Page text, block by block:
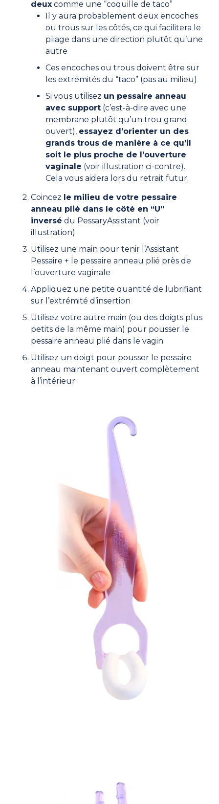
deux comme une “coquille de taco”
Il y aura probablement deux encoches
ou trous sur les côtés, ce qui facilitera le
pliage dans une direction plutôt qu’une
autre
Ces encoches ou trous doivent être sur
les extrémités du “taco” (pas au milieu)
Si vous utilisez un pessaire anneau
avec support (c’est-à-dire avec une
membrane plutôt qu’un trou grand
ouvert), essayez d’orienter un des
grands trous de manière à ce qu’il
soit le plus proche de l’ouverture
vaginale (voir illustration ci-contre).
Cela vous aidera lors du retrait futur.
Coincez le milieu de votre pessaire
anneau plié dans le côté en “U”
inversé du PessaryAssistant (voir
illustration)
Utilisez une main pour tenir l’Assistant
Pessaire + le pessaire anneau plié près de
l’ouverture vaginale
Appliquez une petite quantité de lubrifiant
sur l’extrémité d’insertion
Utilisez votre autre main (ou des doigts plus
petits de la même main) pour pousser le
pessaire anneau plié dans le vagin
Utilisez un doigt pour pousser le pessaire
anneau maintenant ouvert complètement
à l’intérieur